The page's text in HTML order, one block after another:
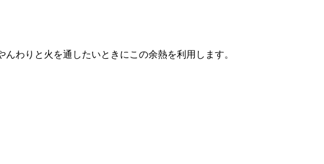
わりと火を通したいときにこの余熱を利用します。